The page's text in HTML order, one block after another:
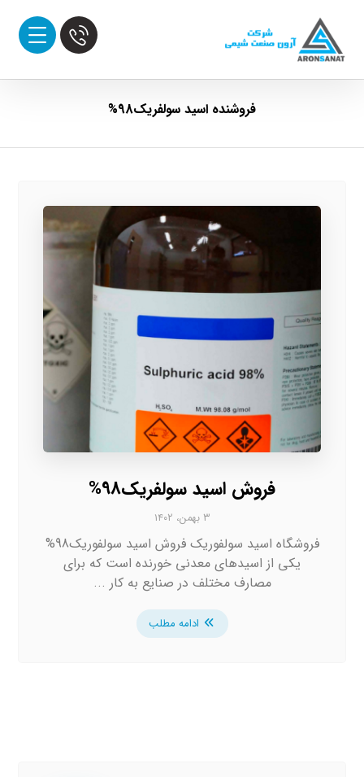
فروشنده اسید سولفریک98%
فروش اسید سولفریک98%
۳ بهمن، ۱۴۰۲
فروشگاه اسید سولفوریک فروش اسید سولفوریک98%
یکی از اسیدهای معدنی خورنده است که برای
مصارف مختلف در صنایع به کار ...
ادامه مطلب